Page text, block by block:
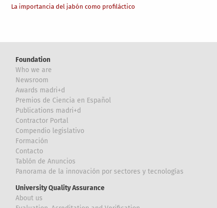
La importancia del jabón como profiláctico
Foundation
Who we are
Newsroom
Awards madri+d
Premios de Ciencia en Español
Publications madri+d
Contractor Portal
Compendio legislativo
Formación
Contacto
Tablón de Anuncios
Panorama de la innovación por sectores y tecnologías
University Quality Assurance
About us